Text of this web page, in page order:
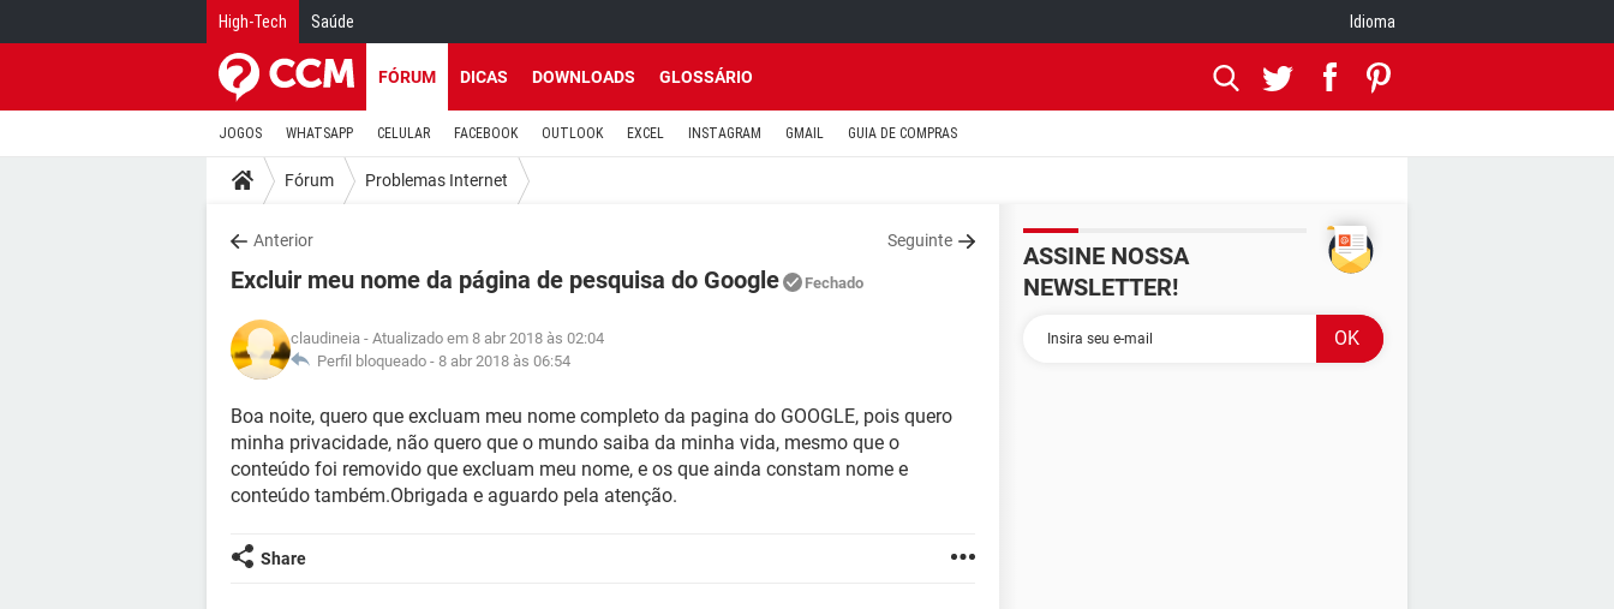
High-Tech Saúde Idioma
FÓRUM DICAS DOWNLOADS GLOSSÁRIO
JOGOS WHATSAPP CELULAR FACEBOOK OUTLOOK EXCEL INSTAGRAM GMAIL GUIA DE COMPRAS
Fórum Problemas Internet
Anterior Seguinte
Excluir meu nome da página de pesquisa do Google Fechado
claudineia - Atualizado em 8 abr 2018 às 02:04
Perfil bloqueado - 8 abr 2018 às 06:54
Boa noite, quero que excluam meu nome completo da pagina do GOOGLE, pois quero
minha privacidade, não quero que o mundo saiba da minha vida, mesmo que o
conteúdo foi removido que excluam meu nome, e os que ainda constam nome e
conteúdo também.Obrigada e aguardo pela atenção.
Share
ASSINE NOSSA
NEWSLETTER!